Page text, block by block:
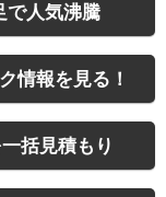
で人気沸騰
情報を見る！
括見積もり